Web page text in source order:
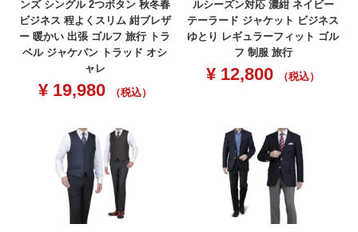
ンズ シングル 2つボタン 秋冬春
ビジネス 程よくスリム 紺ブレザ
ー 暖かい 出張 ゴルフ 旅行 トラ
ベル ジャケパン トラッド オシ
ャレ
¥ 19,980 （税込）
ルシーズン対応 濃紺 ネイビー
テーラード ジャケット ビジネス
ゆとり レギュラーフィット ゴル
フ 制服 旅行
¥ 12,800 （税込）